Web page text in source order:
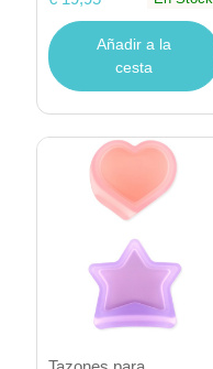
Añadir a la
cesta